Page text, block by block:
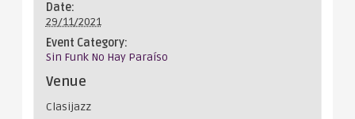
Date:
29/11/2021
Event Category:
Sin Funk No Hay Paraíso
Venue
Clasijazz